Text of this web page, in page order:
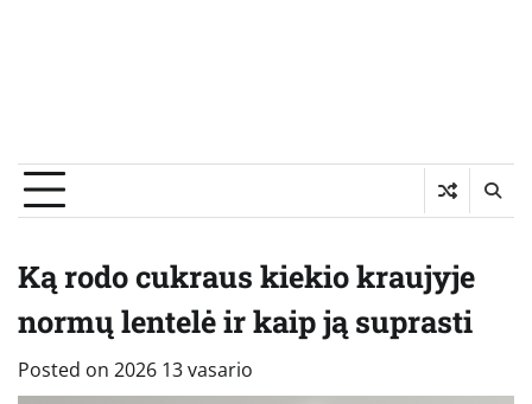
Ką rodo cukraus kiekio kraujyje
normų lentelė ir kaip ją suprasti
Posted on 2026 13 vasario